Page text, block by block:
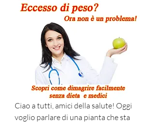
Ciao a tutti, amici della salute! Oggi
voglio parlare di una pianta che sta